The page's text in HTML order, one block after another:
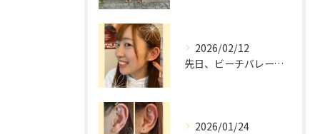
2026/02/12
先日、ビーチバレーでご活躍中の
2026/01/24